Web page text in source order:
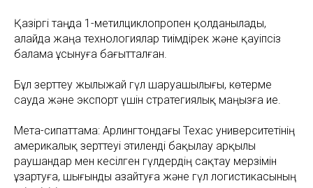
Қазіргі таңда 1-метилциклопропен қолданылады,
алайда жаңа технологиялар тиімдірек және қауіпсіз
балама ұсынуға бағытталған.
Бұл зерттеу жылыжай гүл шаруашылығы, көтерме
сауда және экспорт үшін стратегиялық маңызға ие.
Мета-сипаттама: Арлингтондағы Техас университетінің
америкалық зерттеуі этиленді бақылау арқылы
раушандар мен кесілген гүлдердің сақтау мерзімін
ұзартуға, шығынды азайтуға және гүл логистикасының